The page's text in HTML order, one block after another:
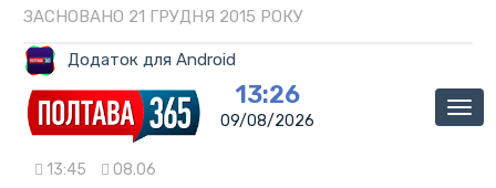
ЗАСНОВАНО 21 ГРУДНЯ 2015 РОКУ
Додаток для Android
13:26
09/08/2026
13:45 08.06